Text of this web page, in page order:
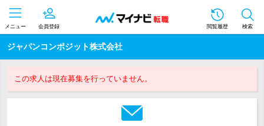
メニュー 会員登録 閲覧履歴 検索
ジャパンコンポジット株式会社
この求人は現在募集を行っていません。